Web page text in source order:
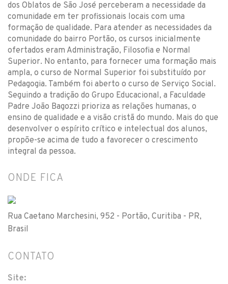
dos Oblatos de São José perceberam a necessidade da
comunidade em ter profissionais locais com uma
formação de qualidade. Para atender as necessidades da
comunidade do bairro Portão, os cursos inicialmente
ofertados eram Administração, Filosofia e Normal
Superior. No entanto, para fornecer uma formação mais
ampla, o curso de Normal Superior foi substituído por
Pedagogia. Também foi aberto o curso de Serviço Social.
Seguindo a tradição do Grupo Educacional, a Faculdade
Padre João Bagozzi prioriza as relações humanas, o
ensino de qualidade e a visão cristã do mundo. Mais do que
desenvolver o espírito crítico e intelectual dos alunos,
propõe-se acima de tudo a favorecer o crescimento
integral da pessoa.
ONDE FICA
Rua Caetano Marchesini, 952 - Portão, Curitiba - PR,
Brasil
CONTATO
Site: